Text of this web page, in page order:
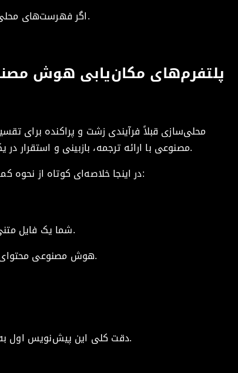
اگر فهرست‌های محلی بخشی از استراتژی سئوی شما باشند، این واقعاً مفید است.
پلتفرم‌های مکان‌یابی هوش
محلی‌سازی قبلاً فرآیندی زشت و پراکنده برای
مصنوعی با ارائه ترجمه، بازبینی و استقرار در یک سیستم متصل واحد، همه این مراحل را ساده‌سازی می‌کنند.
در اینجا خلاصه‌ای کوتاه از نحوه کمک آن به بهینه‌سازی گردش کار هوش مصنوعی ارائه می‌شود:
شما یک فایل، رشته‌های برنامه یا صفحه وب.
هوش مصنوعی محتوای شما را می‌خواند و می‌داند کدام بخش‌ها نیاز به ترجمه دارند.
دقت کلی این پیش‌نویس اول به طور کلی در محدودهٔ ۷۰–۹۰٪ است، بسته به دشواری موضوع.